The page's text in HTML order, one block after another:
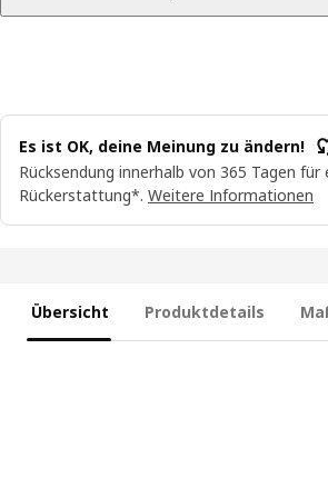
Es ist OK, deine Meinung zu ändern!
Rücksendung innerhalb von 365 Tagen für
Rückerstattung*. Weitere Informationen
Übersicht Produktdetails